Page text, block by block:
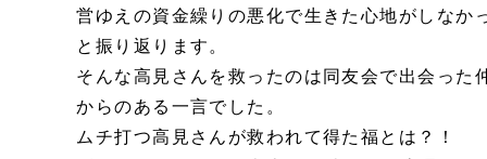
営ゆえの資金繰りの悪化で生きた心地がしなか
と振り返ります。
そんな高見さんを救ったのは同友会で出会った
からのある一言でした。
ムチ打つ高見さんが救われて得た福とは？！